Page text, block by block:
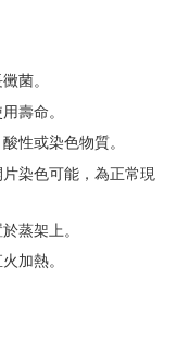
菌。
壽命。
性或染色物質。
染色可能，為正常現
蒸架上。
加熱。